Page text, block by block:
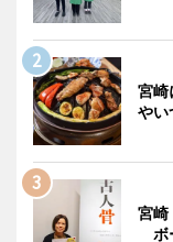
宮
やい
宮崎
ボ